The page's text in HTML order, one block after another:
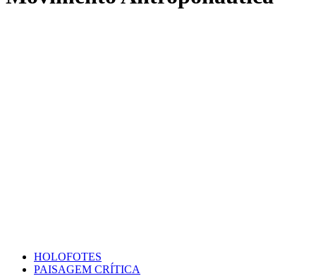
HOLOFOTES
PAISAGEM CRÍTICA